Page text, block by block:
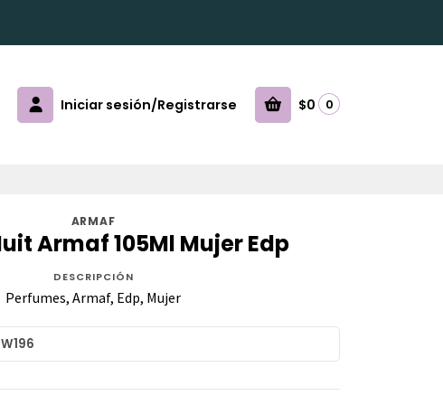
Iniciar sesión/Registrarse $0 0
ARMAF
Armaf 105Ml Mujer Edp
DESCRIPCIÓN
Perfumes, Armaf, Edp, Mujer